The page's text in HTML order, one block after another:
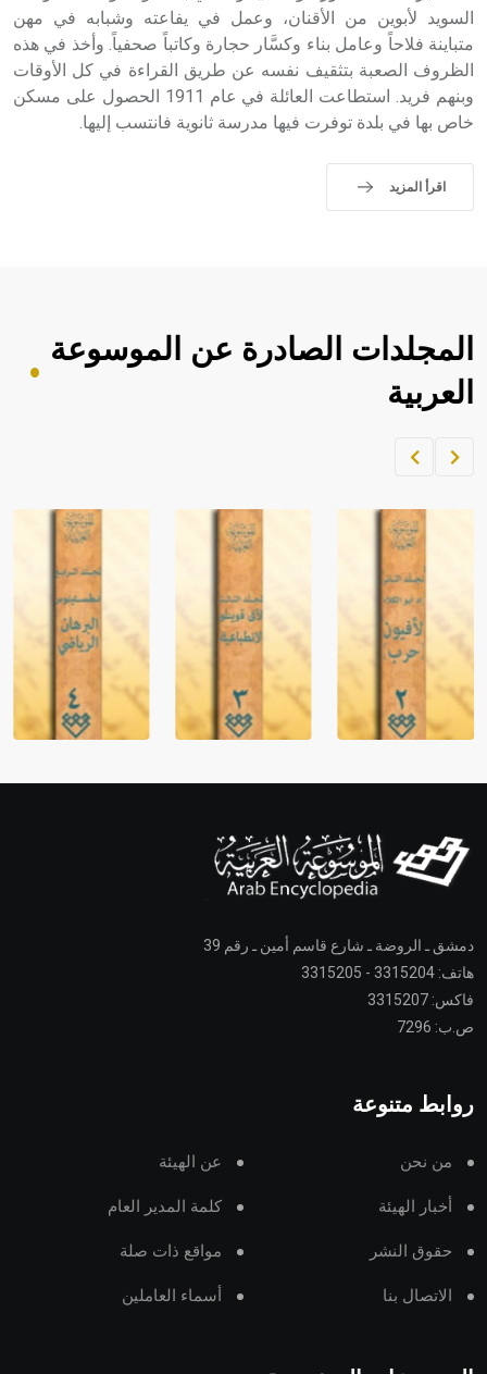
السويد لأبوين من الأقنان، وعمل في يفاعته وشبابه في مهن
متباينة فلاحاً وعامل بناء وكسَّار حجارة وكاتباً صحفياً. وأخذ في هذه
الظروف الصعبة بتثقيف نفسه عن طريق القراءة في كل الأوقات
وبنهم فريد. استطاعت العائلة في عام 1911 الحصول على مسكن
خاص بها في بلدة توفرت فيها مدرسة ثانوية فانتسب إليها.
اقرأ المزيد
المجلدات الصادرة عن الموسوعة
العربية
دمشق ـ الروضة ـ شارع قاسم أمين ـ رقم 39
هاتف: 3315204 - 3315205
فاكس: 3315207
ص.ب: 7296
روابط متنوعة
من نحن عن الهيئة
أخبار الهيئة كلمة المدير العام
حقوق النشر مواقع ذات صلة
الاتصال بنا أسماء العاملين